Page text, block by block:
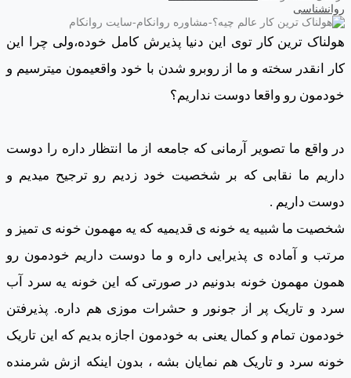
روانشناسی
هولناک ترین کار توی این دنیا پذیرش کامل خوده،ولی چرا این
کار انقدر سخته و ما از روبرو شدن با خود واقعیمون میترسیم و
خودمون رو واقعا دوست نداریم؟
در واقع ما تصویر آرمانی که جامعه از ما انتظار داره را دوست
داریم ما نقابی که بر شخصیت خود زدیم رو ترجیح میدیم و
دوست داریم .
شخصیت ما شبیه یه خونه ی قدیمیه که یه مهمون خونه ی تمیز و
مرتب و آماده ی پذیرایی داره و ما دوست داریم خودمون رو
همون مهمون خونه بدونیم در صورتی که این خونه یه سرد آب
سرد و تاریک پر از جونور و حشرات موزی هم داره. پذیرفتن
خودمون تمام و کمال یعنی به خودمون اجازه بدیم که این تاریک
خونه سرد و تاریک هم نمایان بشه ، بدون اینکه ازش شرمنده